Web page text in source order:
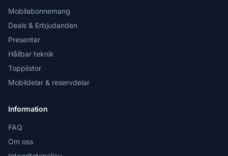
Mobilabonnemang
Deals & Erbjudanden
Presenter
Hållbar teknik
Topplistor
Mobildelar & reservdelar
Information
FAQ
Om oss